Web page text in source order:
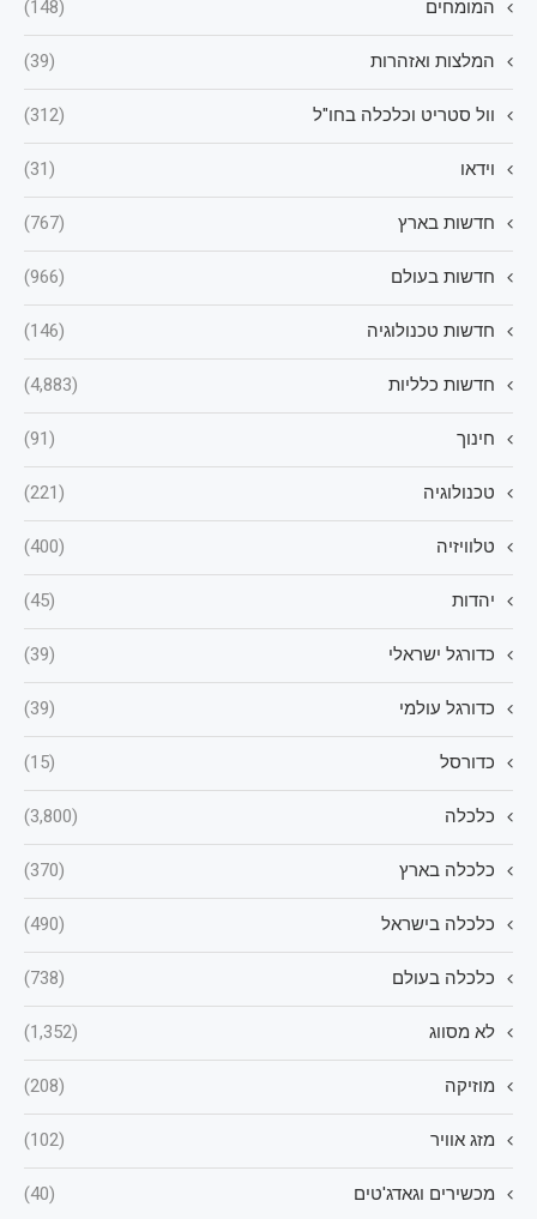
המומחים (148)
המלצות ואזהרות (39)
וול סטריט וכלכלה בחו"ל (312)
וידאו (31)
חדשות בארץ (767)
חדשות בעולם (966)
חדשות טכנולוגיה (146)
חדשות כלליות (4,883)
חינוך (91)
טכנולוגיה (221)
טלוויזיה (400)
יהדות (45)
כדורגל ישראלי (39)
כדורגל עולמי (39)
כדורסל (15)
כלכלה (3,800)
כלכלה בארץ (370)
כלכלה בישראל (490)
כלכלה בעולם (738)
לא מסווג (1,352)
מוזיקה (208)
מזג אוויר (102)
מכשירים וגאדג'טים (40)